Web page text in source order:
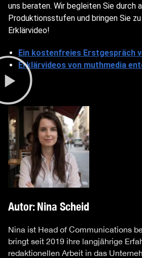
uns beraten. Wir begleiten Sie durch
Produktionsstufen und bringen Sie
Erklärvideo!
Ein kostenfreies Erstgespräch
Erklärvideos von muthmedia
Autor: Nina Scheid
Nina ist Head of Communications
bringt seit 2019 ihre langjährige
redaktionellen Arbeit in das